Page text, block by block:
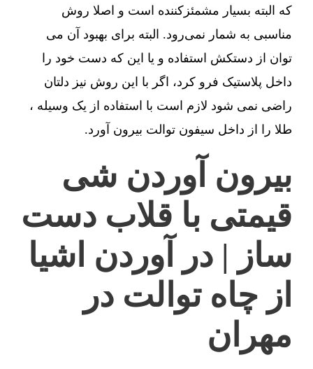
که البته بسیار مشمئزکننده است و اصلا روش
مناسبی به شمار نمی‌رود. البته برای بهبود آن می
توان از دستکش استفاده و یا این که دست خود را
داخل پلاستیک فرو کرد، اگر با این روش نیز دلتان
راضی نمی شود لازم است با استفاده از یک وسیله ،
طلا را از داخل سیفون توالت بیرون آورد.
بیرون آوردن شی
قیمتی با قلاب دست
ساز | در آوردن اشیا
از چاه توالت در
مهران